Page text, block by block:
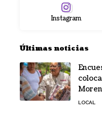
Instagram
Últimas noticias
LOCAL